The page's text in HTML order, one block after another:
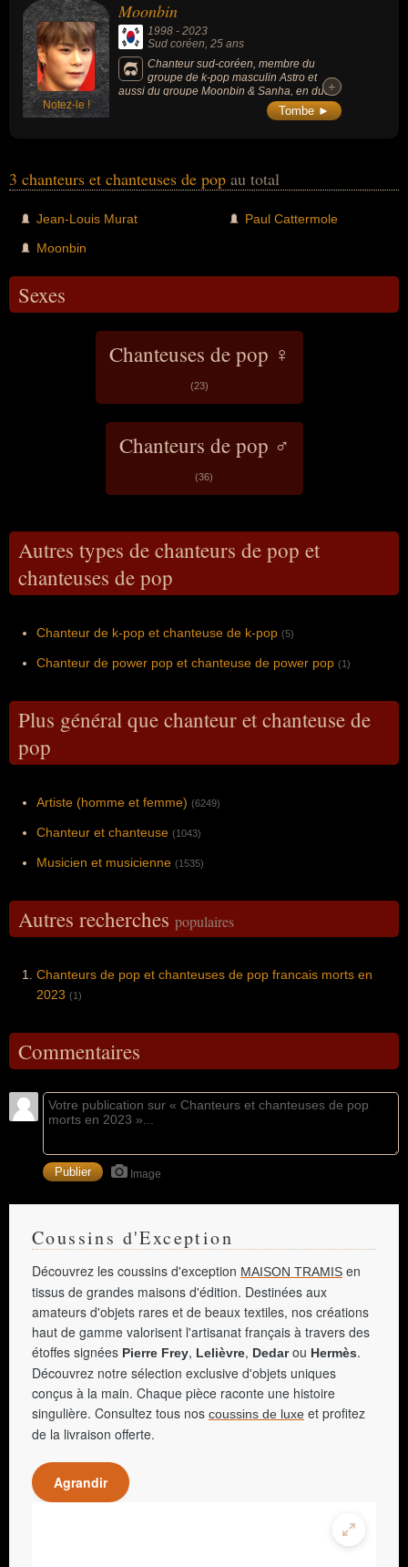
Notez-le !
Moonbin
1998 - 2023
Sud coréen, 25 ans
Chanteur sud-coréen, membre du
groupe de k-pop masculin Astro et
aussi du groupe Moonbin & Sanha, en duo+
+
Tombe ►
3 chanteurs et chanteuses de pop au total
Jean-Louis Murat
Moonbin
Paul Cattermole
Sexes
Chanteuses de pop ♀
(23)
Chanteurs de pop ♂
(36)
Autres types de chanteurs de pop et
chanteuses de pop
Chanteur de k-pop et chanteuse de k-pop (5)
Chanteur de power pop et chanteuse de power pop (1)
Plus général que chanteur et chanteuse de
pop
Artiste (homme et femme) (6249)
Chanteur et chanteuse (1043)
Musicien et musicienne (1535)
Autres recherches populaires
Chanteurs de pop et chanteuses de pop francais morts en
2023 (1)
Commentaires
Image
Coussins d'Exception
Découvrez les coussins d'exception MAISON TRAMIS en
tissus de grandes maisons d'édition. Destinées aux
amateurs d'objets rares et de beaux textiles, nos créations
haut de gamme valorisent l'artisanat français à travers des
étoffes signées Pierre Frey, Lelièvre, Dedarou Hermès.
Découvrez notre sélection exclusive d'objets uniques
conçus à la main. Chaque pièce raconte une histoire
singulière. Consultez tous nos coussins de luxe et profitez
de la livraison offerte.
Agrandir